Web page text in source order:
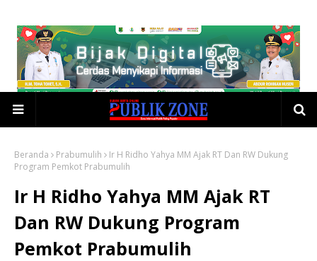
Beranda Prabumulih
Ir H Ridho Yahya MM Ajak RT Dan RW Dukung
Program Pemkot Prabumulih
Ir H Ridho Yahya MM Ajak RT
Dan RW Dukung Program
Pemkot Prabumulih